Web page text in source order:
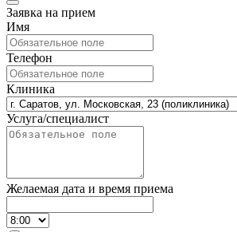
Заявка на прием
Имя
Телефон
Клиника
Услуга/специалист
Желаемая дата и время приема